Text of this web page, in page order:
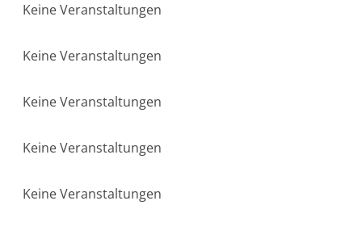
Keine Veranstaltungen
Keine Veranstaltungen
Keine Veranstaltungen
Keine Veranstaltungen
Keine Veranstaltungen